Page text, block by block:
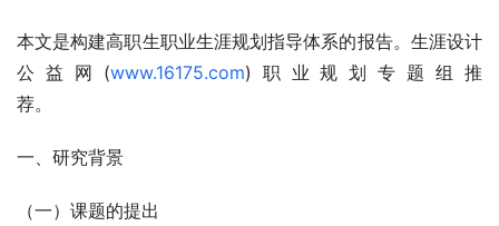
本文是构建高职生职业生涯规划指导体系的报告。生涯设计
公益网(www.16175.com)职业规划专题组推
荐。
一、研究背景
（一）课题的提出